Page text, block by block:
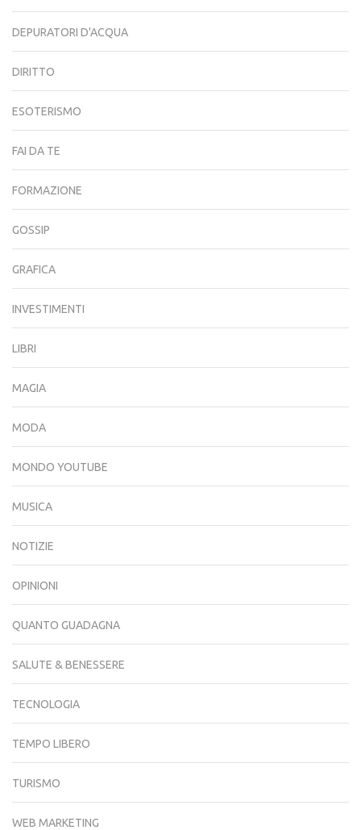
DEPURATORI D'ACQUA
DIRITTO
ESOTERISMO
FAI DA TE
FORMAZIONE
GOSSIP
GRAFICA
INVESTIMENTI
LIBRI
MAGIA
MODA
MONDO YOUTUBE
MUSICA
NOTIZIE
OPINIONI
QUANTO GUADAGNA
SALUTE & BENESSERE
TECNOLOGIA
TEMPO LIBERO
TURISMO
WEB MARKETING